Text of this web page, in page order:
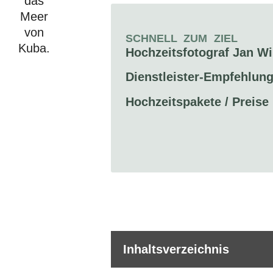
SCHNELL ZUM ZIEL
Hochzeitsfotograf Jan
Dienstleister-
Hochzeitspakete / Preise
Inhaltsverzeichnis